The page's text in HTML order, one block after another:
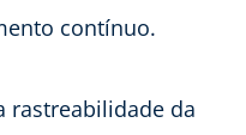
contínuo.
rastreabilidade da